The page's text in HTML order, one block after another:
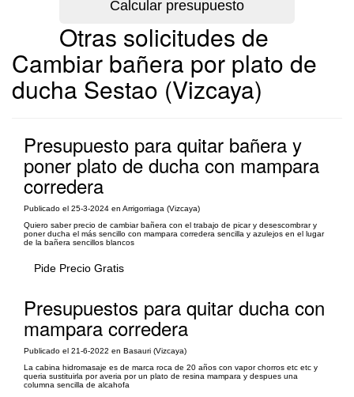
Otras solicitudes de
Cambiar bañera por plato de
ducha Sestao (Vizcaya)
Presupuesto para quitar bañera y
poner plato de ducha con mampara
corredera
Publicado el 25-3-2024 en Arrigorriaga (Vizcaya)
Quiero saber precio de cambiar bañera con el trabajo de picar y desescombrar y
poner ducha el más sencillo con mampara corredera sencilla y azulejos en el lugar
de la bañera sencillos blancos
Pide Precio Gratis
Presupuestos para quitar ducha con
mampara corredera
Publicado el 21-6-2022 en Basauri (Vizcaya)
La cabina hidromasaje es de marca roca de 20 años con vapor chorros etc etc y
queria sustituirla por averia por un plato de resina mampara y despues una
columna sencilla de alcahofa